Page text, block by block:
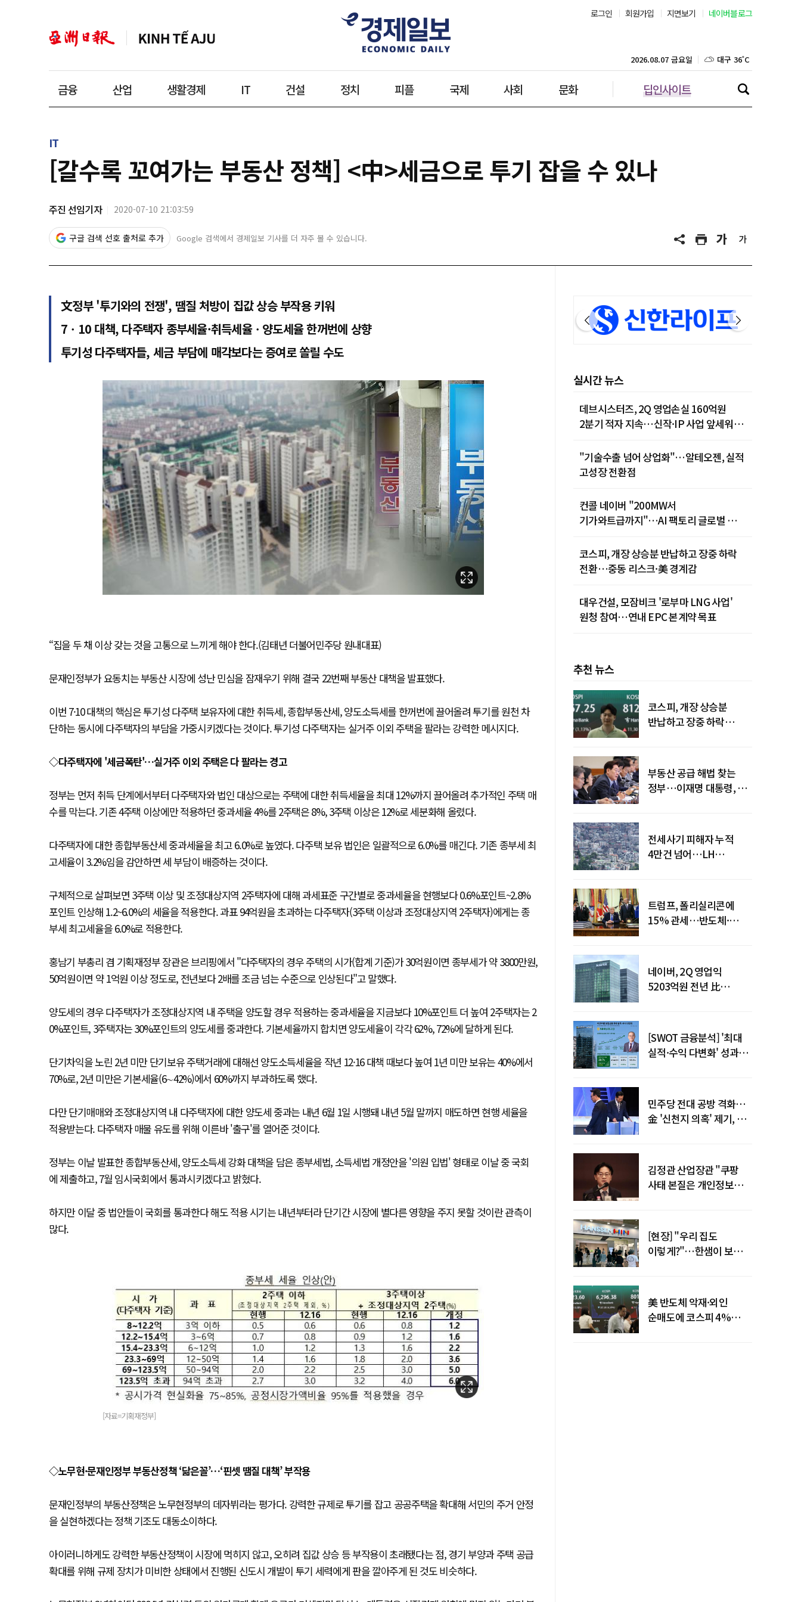
로그인 회원가입 지면보기 네이버블로그
금융 산업 생활경제 IT 건설 정치 피플 국제 사회 문화 딥인사이트
2026.08.07 금요일 대구 36˚C
인천 30˚C
제주 30˚C
IT
​[갈수록 꼬여가는 부동산 정책] <中>세금으로 투기 잡을 수 있나
주진 선임기자 2020-07-10 21:03:59
구글 검색 선호 출처로 추가 Google 검색에서 경제일보 기사를 더 자주 볼 수 있습니다.
文정부 '투기와의 전쟁', 땜질 처방이 집값 상승 부작용 키워
7ㆍ10 대책, 다주택자 종부세율·취득세율ㆍ양도세율 한꺼번에 상향
투기성 다주택자들, 세금 부담에 매각보다는 증여로 쏠릴 수도
“집을 두 채 이상 갖는 것을 고통으로 느끼게 해야 한다.(김태년 더불어민주당 원내대표)
문재인정부가 요동치는 부동산 시장에 성난 민심을 잠재우기 위해 결국 22번째 부동산 대책을 발표했다.
이번 7·10 대책의 핵심은 투기성 다주택 보유자에 대한 취득세, 종합부동산세, 양도소득세를 한꺼번에 끌어올려 투기를 원천 차
단하는 동시에 다주택자의 부담을 가중시키겠다는 것이다. 투기성 다주택자는 실거주 이외 주택을 팔라는 강력한 메시지다.
◇다주택자에 '세금폭탄'…실거주 이외 주택은 다 팔라는 경고
정부는 먼저 취득 단계에서부터 다주택자와 법인 대상으로는 주택에 대한 취득세율을 최대 12%까지 끌어올려 추가적인 주택 매
수를 막는다. 기존 4주택 이상에만 적용하던 중과세율 4%를 2주택은 8%, 3주택 이상은 12%로 세분화해 올렸다.
다주택자에 대한 종합부동산세 중과세율을 최고 6.0%로 높였다. 다주택 보유 법인은 일괄적으로 6.0%를 매긴다. 기존 종부세 최
고세율이 3.2%임을 감안하면 세 부담이 배증하는 것이다.
구체적으로 살펴보면 3주택 이상 및 조정대상지역 2주택자에 대해 과세표준 구간별로 중과세율을 현행보다 0.6%포인트~2.8%
포인트 인상해 1.2~6.0%의 세율을 적용한다. 과표 94억원을 초과하는 다주택자(3주택 이상과 조정대상지역 2주택자)에게는 종
부세 최고세율을 6.0%로 적용한다.
홍남기 부총리 겸 기획재정부 장관은 브리핑에서 "다주택자의 경우 주택의 시가(합계 기준)가 30억원이면 종부세가 약 3800만원,
50억원이면 약 1억원 이상 정도로, 전년보다 2배를 조금 넘는 수준으로 인상된다"고 말했다.
양도세의 경우 다주택자가 조정대상지역 내 주택을 양도할 경우 적용하는 중과세율을 지금보다 10%포인트 더 높여 2주택자는 2
0%포인트, 3주택자는 30%포인트의 양도세를 중과한다. 기본세율까지 합치면 양도세율이 각각 62%, 72%에 달하게 된다.
단기차익을 노린 2년 미만 단기보유 주택거래에 대해선 양도소득세율을 작년 12·16 대책 때보다 높여 1년 미만 보유는 40%에서
70%로, 2년 미만은 기본세율(6∼42%)에서 60%까지 부과하도록 했다.
다만 단기매매와 조정대상지역 내 다주택자에 대한 양도세 중과는 내년 6월 1일 시행돼 내년 5월 말까지 매도하면 현행 세율을
적용받는다. 다주택자 매물 유도를 위해 이른바 '출구'를 열어준 것이다.
정부는 이날 발표한 종합부동산세, 양도소득세 강화 대책을 담은 종부세법, 소득세법 개정안을 '의원 입법' 형태로 이날 중 국회
에 제출하고, 7월 임시국회에서 통과시키겠다고 밝혔다.
하지만 이달 중 법안들이 국회를 통과한다 해도 적용 시기는 내년부터라 단기간 시장에 별다른 영향을 주지 못할 것이란 관측이
많다.
[자료=기획재정부]
◇노무현·문재인정부 부동산정책 ‘닮은꼴’…‘핀셋 땜질 대책’ 부작용
문재인정부의 부동산정책은 노무현정부의 데자뷔라는 평가다. 강력한 규제로 투기를 잡고 공공주택을 확대해 서민의 주거 안정
을 실현하겠다는 정책 기조도 대동소이하다.
아이러니하게도 강력한 부동산정책이 시장에 먹히지 않고, 오히려 집값 상승 등 부작용이 초래됐다는 점, 경기 부양과 주택 공급
확대를 위해 규제 장치가 미비한 상태에서 진행된 신도시 개발이 투기 세력에게 판을 깔아주게 된 것도 비슷하다.
실시간 뉴스
데브시스터즈, 2Q 영업손실 160억원
2분기 적자 지속…신작·IP 사업 앞세워
"기술수출 넘어 상업화"…알테오젠, 실적
고성장 전환점
컨콜 네이버 "200MW서
기가와트급까지"…AI 팩토리 글로벌 확장
코스피, 개장 상승분 반납하고 장중 하락
전환…중동 리스크·美 경계감
대우건설, 모잠비크 '로부마 LNG 사업'
원청 참여…연내 EPC 본계약 목표
추천 뉴스
코스피, 개장 상승분
반납하고 장중 하락
부동산 공급 해법 찾는
정부…이재명 대통령, 2차
전세사기 피해자 누적
4만건 넘어…LH
트럼프, 폴리실리콘에
15% 관세…반도체·
네이버, 2Q 영업익
5203억원 전년 比
[SWOT 금융분석] '최대
실적·수익 다변화' 성과…
민주당 전대 공방 격화…
金 '신천지 의혹' 제기, 鄭
김정관 산업장관 "쿠팡
사태 본질은 개인정보
[현장] "우리 집도
이렇게?"…한샘이 보여준
美 반도체 악재·외인
순매도에 코스피 4%